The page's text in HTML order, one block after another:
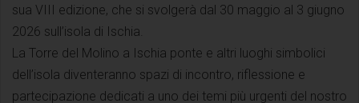
sua VIII edizione, che si svolgerà dal 30 maggio al 3 giugno
2026 sull’isola di Ischia.
La Torre del Molino a Ischia ponte e altri luoghi simbolici
dell’isola diventeranno spazi di incontro, riflessione e
partecipazione dedicati a uno dei temi più urgenti del nostro